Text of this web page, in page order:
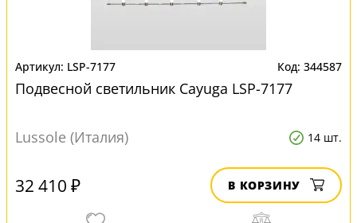
LSP-7177 344587
Подвесной светильник Cayuga LSP-7177
Lussole (Италия) 14 шт.
32 410 ₽ В КОРЗИНУ